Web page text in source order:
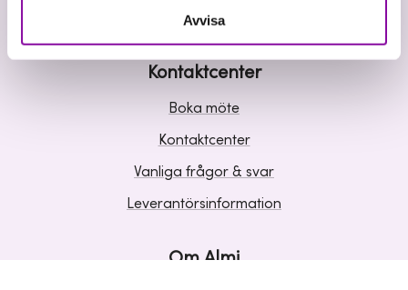
Avvisa
Kunskap och inspiration
Kontaktcenter
Boka möte
Kontaktcenter
Vanliga frågor & svar
Leverantörsinformation
Om Almi